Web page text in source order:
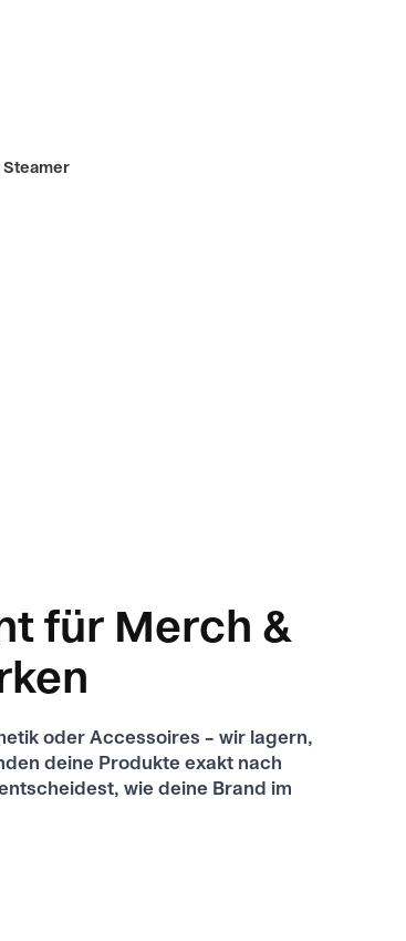
für Merch &
oder Accessoires – wir lagern,
deine Produkte exakt nach
wie deine Brand im